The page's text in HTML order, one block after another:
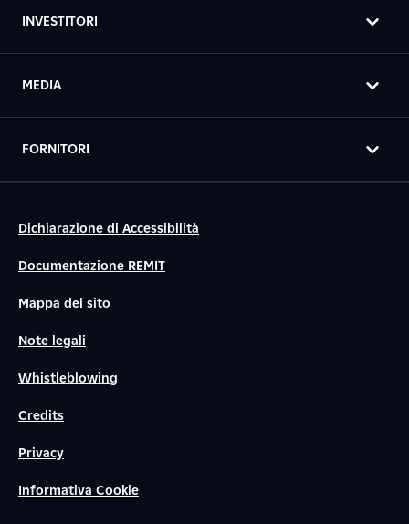
INVESTITORI
MEDIA
FORNITORI
Dichiarazione di Accessibilità
Documentazione REMIT
Mappa del sito
Note legali
Whistleblowing
Credits
Privacy
Informativa Cookie